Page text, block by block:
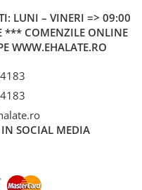
LUNI – VINERI => 09:00
*** COMENZILE ONLINE
WWW.EHALATE.RO
IN SOCIAL MEDIA